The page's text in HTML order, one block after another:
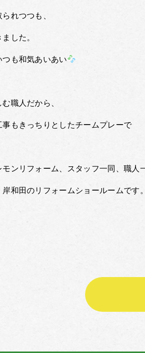
れつつも、
した。
も和気あいあい
職人だから、
もきっちりとしたチームプレーで
ンリフォーム、スタッフ一同、職人
和田のリフォームショールームです。